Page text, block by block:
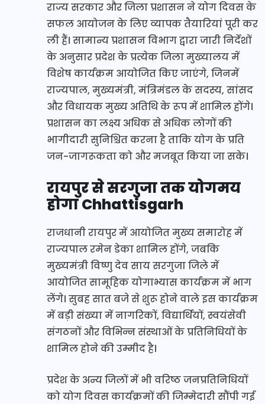
राज्य सरकार और जिला प्रशासन ने योग दिवस के
सफल आयोजन के लिए व्यापक तैयारियां पूरी कर
ली हैं। सामान्य प्रशासन विभाग द्वारा जारी निर्देशों
के अनुसार प्रदेश के प्रत्येक जिला मुख्यालय में
विशेष कार्यक्रम आयोजित किए जाएंगे, जिनमें
राज्यपाल, मुख्यमंत्री, मंत्रिमंडल के सदस्य, सांसद
और विधायक मुख्य अतिथि के रूप में शामिल होंगे।
प्रशासन का लक्ष्य अधिक से अधिक लोगों की
भागीदारी सुनिश्चित करना है ताकि योग के प्रति
जन-जागरूकता को और मजबूत किया जा सके।
रायपुर से सरगुजा तक योगमय
होगा Chhattisgarh
राजधानी रायपुर में आयोजित मुख्य समारोह में
राज्यपाल रमेन डेका शामिल होंगे, जबकि
मुख्यमंत्री विष्णु देव साय सरगुजा जिले में
आयोजित सामूहिक योगाभ्यास कार्यक्रम में भाग
लेंगे। सुबह सात बजे से शुरू होने वाले इस कार्यक्रम
में बड़ी संख्या में नागरिकों, विद्यार्थियों, स्वयंसेवी
संगठनों और विभिन्न संस्थाओं के प्रतिनिधियों के
शामिल होने की उम्मीद है।
प्रदेश के अन्य जिलों में भी वरिष्ठ जनप्रतिनिधियों
को योग दिवस कार्यक्रमों की जिम्मेदारी सौंपी गई